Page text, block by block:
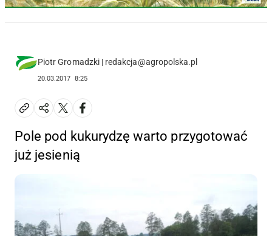
Piotr Gromadzki | redakcja@agropolska.pl
20.03.2017 8:25
Pole pod kukurydzę warto przygotować
już jesienią